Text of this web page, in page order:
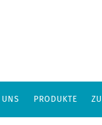
PRODUKTE